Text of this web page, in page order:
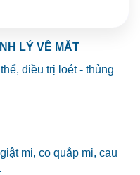
LÝ VỀ MẮT
điều trị loét - thủng
mi, co quắp mi, cau